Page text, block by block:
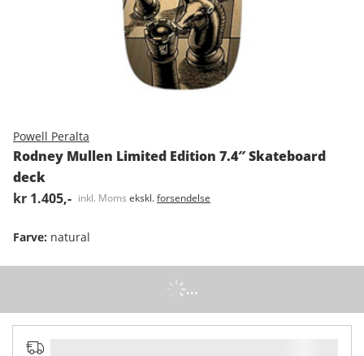
Powell Peralta
Rodney Mullen Limited Edition 7.4″ Skateboard
deck
kr 1.405,- inkl. Moms ekskl.forsendelse
Farve: natural
...